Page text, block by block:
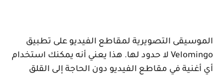
الموسيقى التصويرية لمقاطع الفيديو على تطبيق
Velomingo لا حدود لها. هذا يعني أنه يمكنك استخدام
أي أغنية في مقاطع الفيديو دون الحاجة إلى القلق